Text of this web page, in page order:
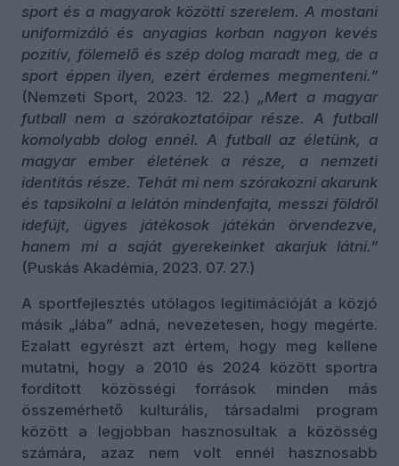
sport és a magyarok közötti szerelem. A mostani
uniformizáló és anyagias korban nagyon kevés
pozitív, fölemelő és szép dolog maradt meg, de a
sport éppen ilyen, ezért érdemes megmenteni.”
(Nemzeti Sport, 2023. 12. 22.) „Mert a magyar
futball nem a szórakoztatóipar része. A futball
komolyabb dolog ennél. A futball az életünk, a
magyar ember életének a része, a nemzeti
identitás része. Tehát mi nem szórakozni akarunk
és tapsikolni a lelátón mindenfajta, messzi földről
idefújt, ügyes játékosok játékán örvendezve,
hanem mi a saját gyerekeinket akarjuk látni.”
(Puskás Akadémia, 2023. 07. 27.)
A sportfejlesztés utólagos legitimációját a közjó
másik „lába” adná, nevezetesen, hogy megérte.
Ezalatt egyrészt azt értem, hogy meg kellene
mutatni, hogy a 2010 és 2024 között sportra
fordított közösségi források minden más
összemérhető kulturális, társadalmi program
között a legjobban hasznosultak a közösség
számára, azaz nem volt ennél hasznosabb